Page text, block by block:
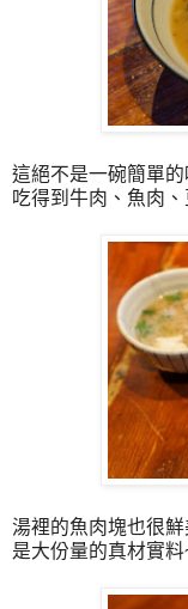
這絕不是一碗簡單
吃得到牛肉、魚肉
湯裡的魚肉塊也很
是大份量的真材實料